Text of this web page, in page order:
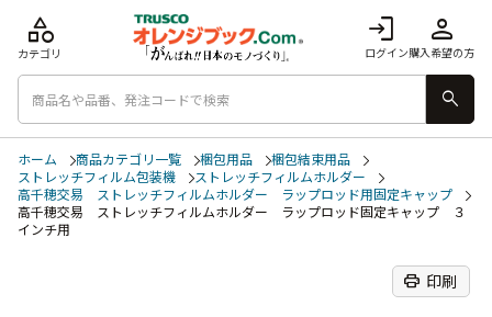
login
ログイン
person
購入希望の方
category
カテゴリ
search
ホーム 商品カテゴリ一覧 梱包用品
梱包結束用品
ストレッチフィルム包装機
ストレッチフィルムホルダー
高千穂交易 ストレッチフィルムホルダー ラップロッド用固定キャップ
高千穂交易 ストレッチフィルムホルダー ラップロッド固定キャップ ３
インチ用
print 印刷